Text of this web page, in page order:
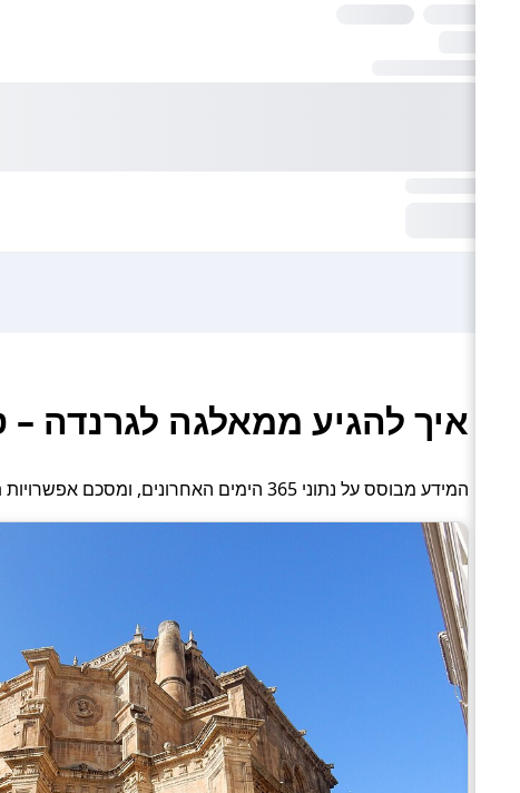
איך להגיע ממאלגה לגרנדה
המידע מבוסס על נתוני 365 הימים האחרונים, ומסכם אפשרויות תחבורה פעילות: טיסה, רכבת, אוטובוס והסעה פרטית.